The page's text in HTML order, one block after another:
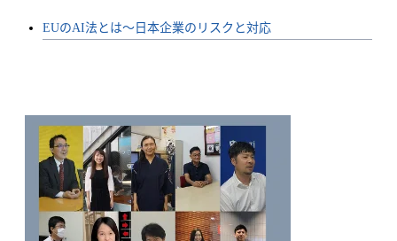
EUのAI法とは〜日本企業のリスクと対応